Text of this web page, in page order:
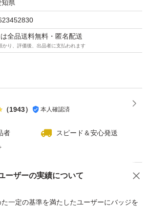
すm(_ _)m
年１１月１１日
ョコ
そうなので、
ました
〜い、
知県
全品送料無料・匿名配送
かり、評価後、出品者に支払われます
（1943） 本人確認済
者
スピード＆安心発送
ーザーの実績について
一定の基準を満たしたユーザーにバッジを
談 商品への質問